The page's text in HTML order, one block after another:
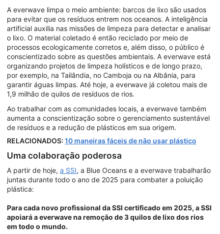
A everwave limpa o meio ambiente: barcos de lixo são usados
para evitar que os resíduos entrem nos oceanos. A inteligência
artificial auxilia nas missões de limpeza para detectar e analisar
o lixo. O material coletado é então reciclado por meio de
processos ecologicamente corretos e, além disso, o público é
conscientizado sobre as questões ambientais. A everwave está
organizando projetos de limpeza holísticos e de longo prazo,
por exemplo, na Tailândia, no Camboja ou na Albânia, para
garantir águas limpas. Até hoje, a everwave já coletou mais de
1,9 milhão de quilos de resíduos de rios.
Ao trabalhar com as comunidades locais, a everwave também
aumenta a conscientização sobre o gerenciamento sustentável
de resíduos e a redução de plásticos em sua origem.
RELACIONADOS: 10 maneiras fáceis de não usar plástico
Uma colaboração poderosa
A partir de hoje, a SSI, a Blue Oceans e a everwave trabalharão
juntas durante todo o ano de 2025 para combater a poluição
plástica:
Para cada novo profissional da SSI certificado em 2025, a SSI
apoiará a everwave na remoção de 3 quilos de lixo dos rios
em todo o mundo.